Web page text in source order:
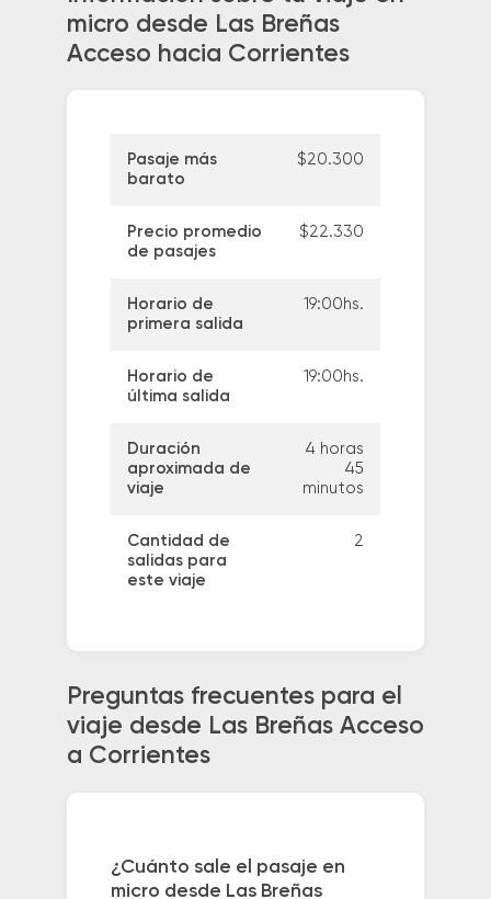
micro desde Las Breñas
Acceso hacia Corrientes
Pasaje más
barato
$20.300
Precio promedio
de pasajes
$22.330
Horario de
primera salida
19:00hs.
Horario de
última salida
19:00hs.
Duración
aproximada de
viaje
4 horas
45
minutos
Cantidad de
salidas para
este viaje
2
Preguntas frecuentes para el
viaje desde Las Breñas Acceso
a Corrientes
¿Cuánto sale el pasaje en
micro desde Las Breñas